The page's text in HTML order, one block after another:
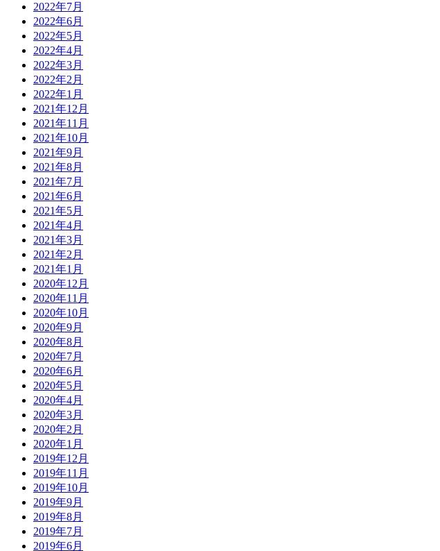
2022年7月
2022年6月
2022年5月
2022年4月
2022年3月
2022年2月
2022年1月
2021年12月
2021年11月
2021年10月
2021年9月
2021年8月
2021年7月
2021年6月
2021年5月
2021年4月
2021年3月
2021年2月
2021年1月
2020年12月
2020年11月
2020年10月
2020年9月
2020年8月
2020年7月
2020年6月
2020年5月
2020年4月
2020年3月
2020年2月
2020年1月
2019年12月
2019年11月
2019年10月
2019年9月
2019年8月
2019年7月
2019年6月